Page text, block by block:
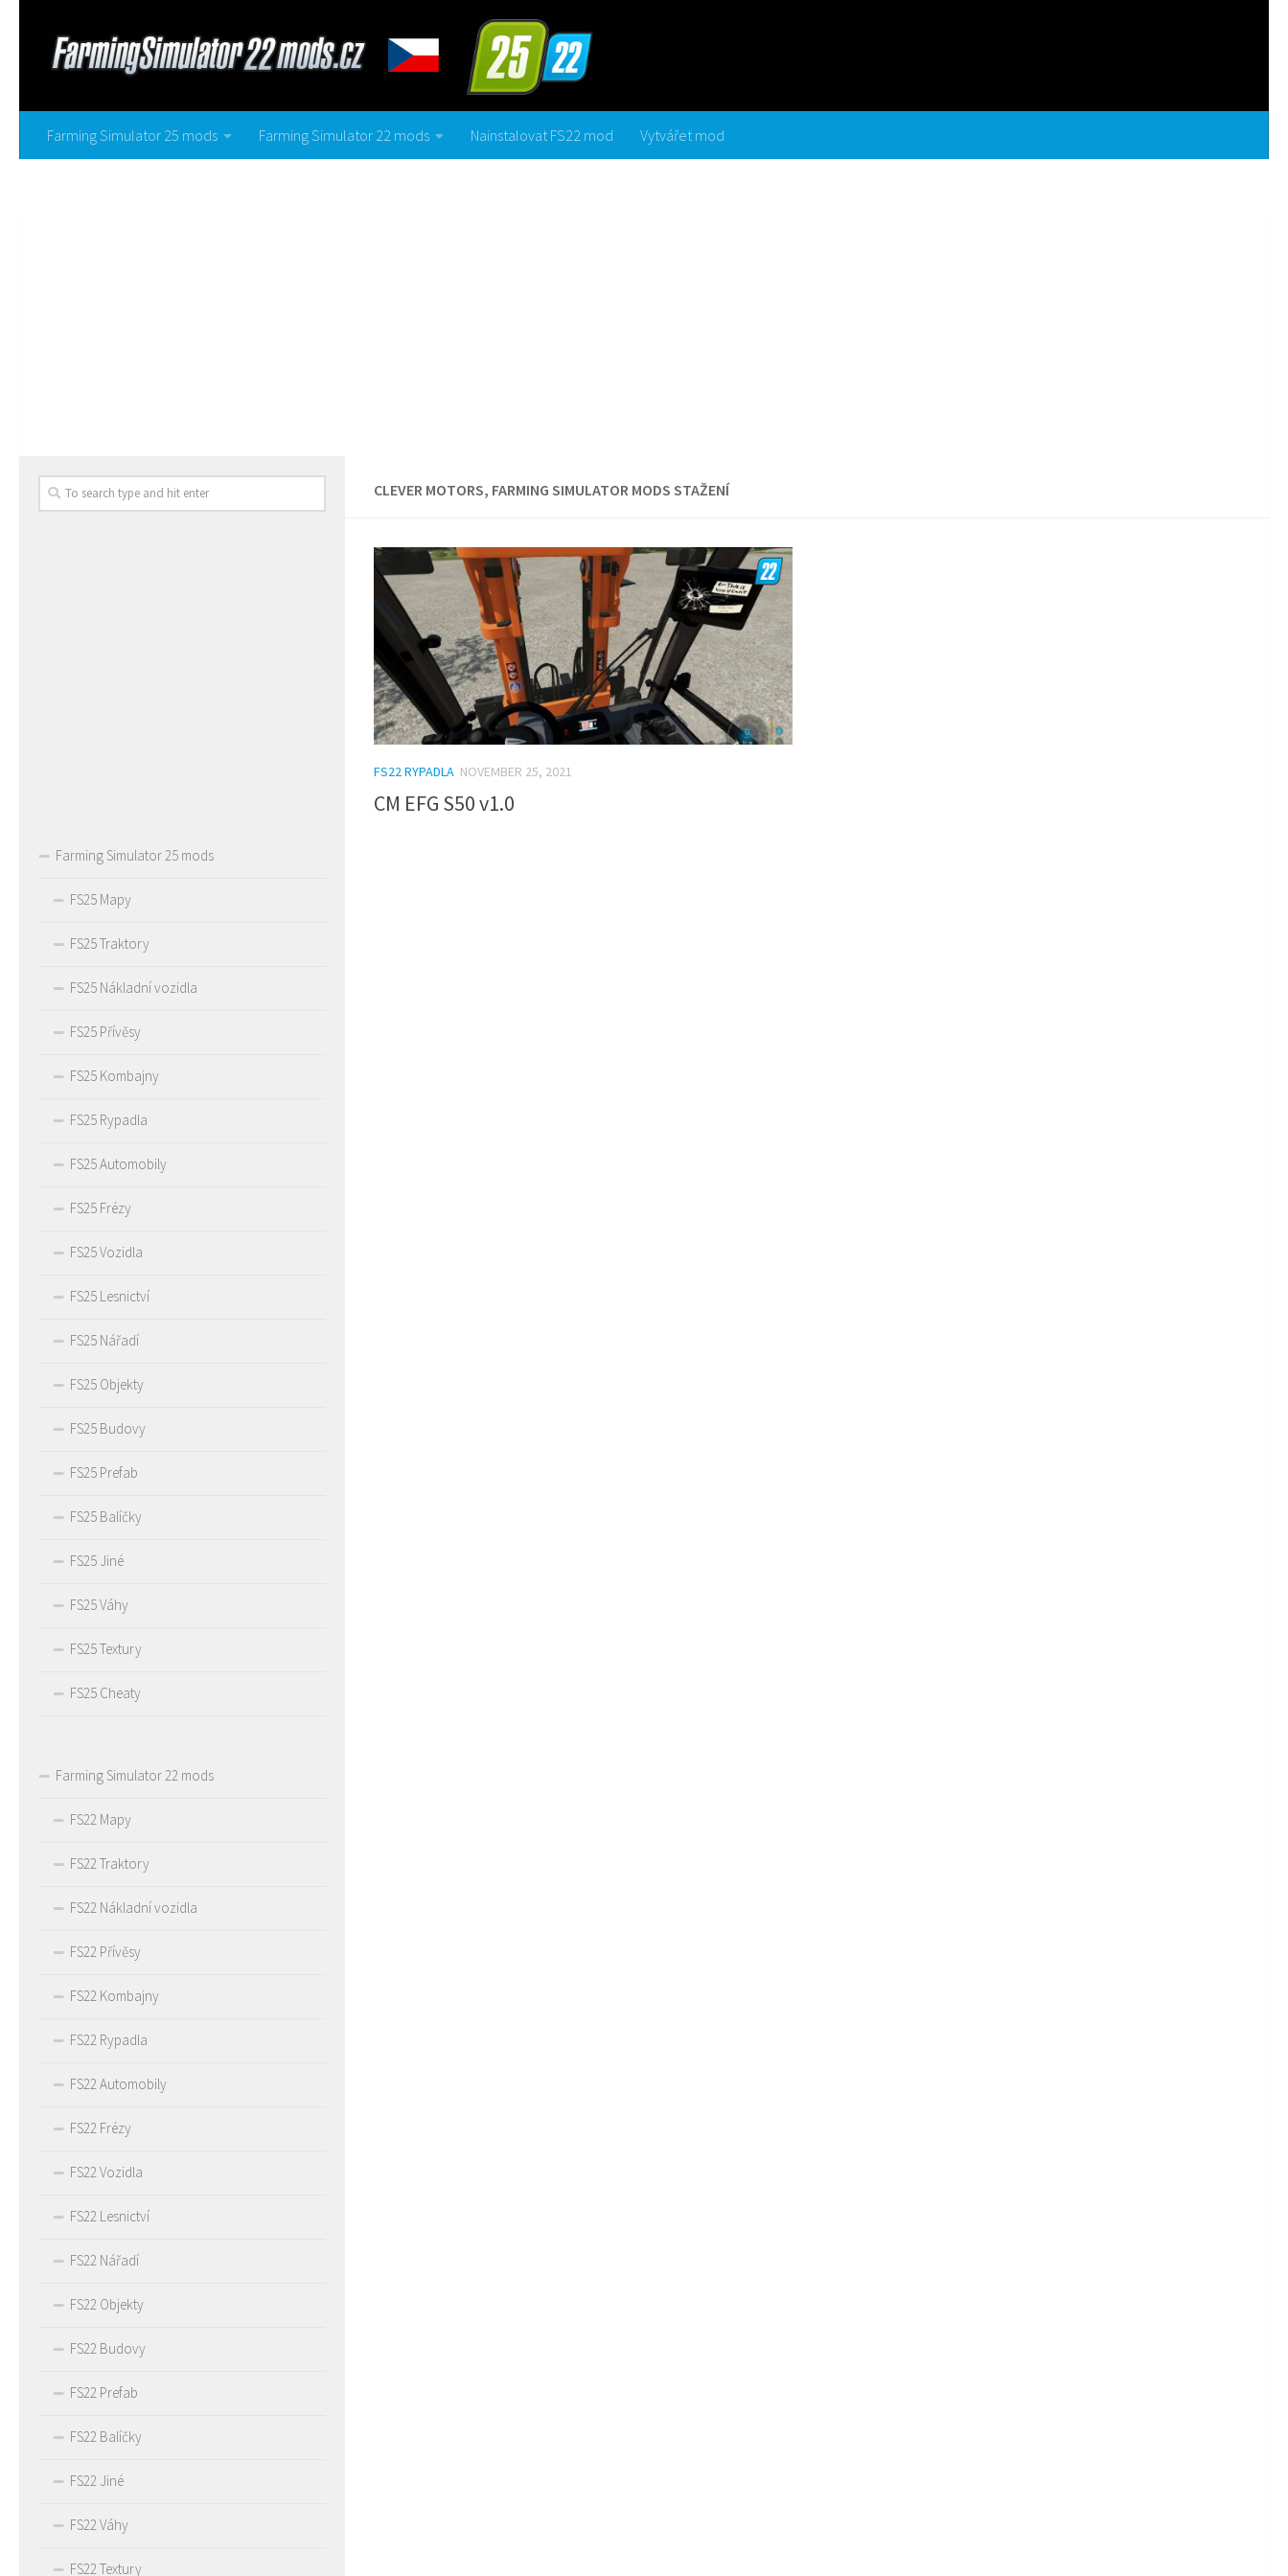
Farming Simulator 25 mods Farming Simulator 22 mods Nainstalovat FS22 mod Vytvářet mod
CLEVER MOTORS, FARMING SIMULATOR MODS STAŽENÍ
FS22 RYPADLA NOVEMBER 25, 2021
CM EFG S50 v1.0
Farming Simulator 25 mods
FS25 Mapy
FS25 Traktory
FS25 Nákladní vozidla
FS25 Přívěsy
FS25 Kombajny
FS25 Rypadla
FS25 Automobily
FS25 Frézy
FS25 Vozidla
FS25 Lesnictví
FS25 Nářadí
FS25 Objekty
FS25 Budovy
FS25 Prefab
FS25 Balíčky
FS25 Jiné
FS25 Váhy
FS25 Textury
FS25 Cheaty
Farming Simulator 22 mods
FS22 Mapy
FS22 Traktory
FS22 Nákladní vozidla
FS22 Přívěsy
FS22 Kombajny
FS22 Rypadla
FS22 Automobily
FS22 Frézy
FS22 Vozidla
FS22 Lesnictví
FS22 Nářadí
FS22 Objekty
FS22 Budovy
FS22 Prefab
FS22 Balíčky
FS22 Jiné
FS22 Váhy
FS22 Textury